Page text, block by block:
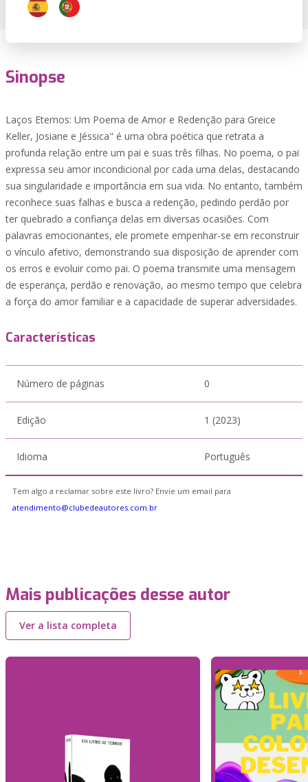
Sinopse
Laços Eternos: Um Poema de Amor e Redenção para Greice
Keller, Josiane e Jéssica" é uma obra poética que retrata a
profunda relação entre um pai e suas três filhas. No poema, o pai
expressa seu amor incondicional por cada uma delas, destacando
sua singularidade e importância em sua vida. No entanto, também
reconhece suas falhas e busca a redenção, pedindo perdão por
ter quebrado a confiança delas em diversas ocasiões. Com
palavras emocionantes, ele promete empenhar-se em reconstruir
o vínculo afetivo, demonstrando sua disposição de aprender com
os erros e evoluir como pai. O poema transmite uma mensagem
de esperança, perdão e renovação, ao mesmo tempo que celebra
a força do amor familiar e a capacidade de superar adversidades.
Características
Número de páginas 0
Edição 1 (2023)
Idioma Português
Tem algo a reclamar sobre este livro? Envie um email para
atendimento@clubedeautores.com.br
Mais publicações desse autor
Ver a lista completa